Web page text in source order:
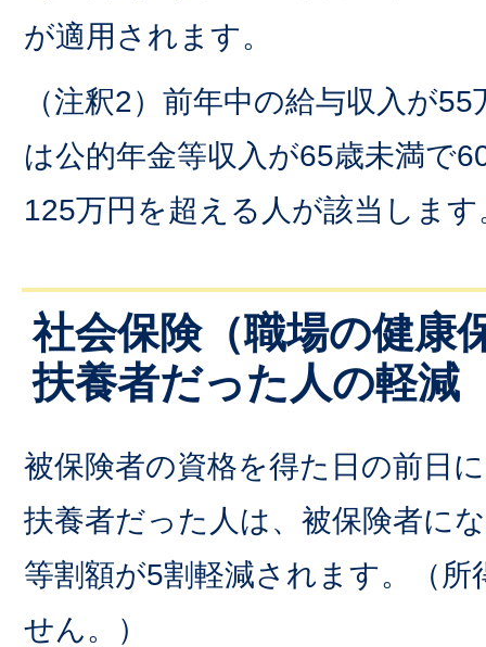
が適用されます。
（注釈2）前年中の給与収入が
は公的年金等収入が65歳未満で
125万円を超える人が該当します
社会保険（職場の健康
扶養者だった人の軽減
被保険者の資格を得た日の前日
扶養者だった人は、被保険者に
等割額が5割軽減されます。（所
せん。）